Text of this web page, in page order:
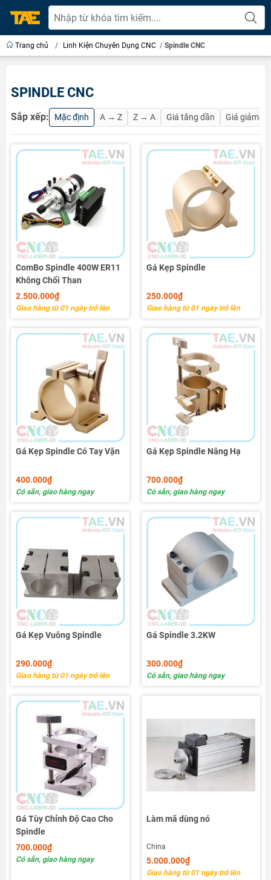
Trang chủ / Linh Kiện Chuyên Dụng CNC / Spindle CNC
SPINDLE CNC
Sắp xếp: Mặc định A → Z Z → A Giá tăng dần Giá giảm
ComBo Spindle 400W ER11
Không Chổi Than
2.500.000₫
Giao hàng từ 01 ngày trở lên
Gá Kẹp Spindle
250.000₫
Giao hàng từ 01 ngày trở lên
Gá Kẹp Spindle Có Tay Vặn
400.000₫
Có sẵn, giao hàng ngay
Gá Kẹp Spindle Nâng Hạ
700.000₫
Có sẵn, giao hàng ngay
Gá Kẹp Vuông Spindle
290.000₫
Giao hàng từ 01 ngày trở lên
Gá Spindle 3.2KW
300.000₫
Có sẵn, giao hàng ngay
Gá Tùy Chỉnh Độ Cao Cho
Spindle
700.000₫
Có sẵn, giao hàng ngay
Làm mã dùng nó
China
5.000.000₫
Giao hàng từ 01 ngày trở lên